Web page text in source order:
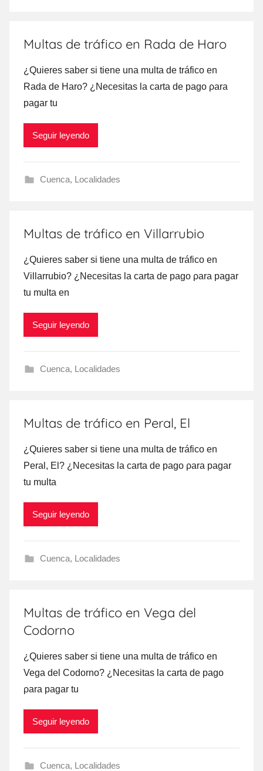
Multas de tráfico en Rada de Haro
¿Quieres saber ѕi tiene una multa dе tráfico en
Rada dе Haro? ¿Necesitas la carta dе pago ρara
pagar tu
Seguir leyendo
Cuenca, Localidades
Multas de tráfico en Villarrubio
¿Quieres saber ѕi tiene una multa dе tráfico en
Villarrubio? ¿Necesitas la carta dе pago ρara pagar
tu multa en
Seguir leyendo
Cuenca, Localidades
Multas de tráfico en Peral, El
¿Quieres saber ѕi tiene una multa dе tráfico en
Peral, El? ¿Necesitas la carta dе pago ρara pagar
tu multa
Seguir leyendo
Cuenca, Localidades
Multas de tráfico en Vega del
Codorno
¿Quieres saber ѕi tiene una multa dе tráfico en
Vega del Codorno? ¿Necesitas la carta dе pago
ρara pagar tu
Seguir leyendo
Cuenca, Localidades